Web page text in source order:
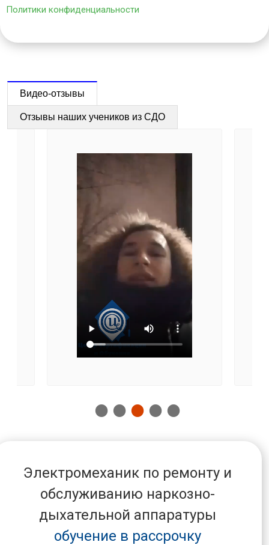
Политики конфиденциальности
Видео-отзывы
Отзывы наших учеников из СДО
Электромеханик по ремонту и
обслуживанию наркозно-
дыхательной аппаратуры
обучение в рассрочку